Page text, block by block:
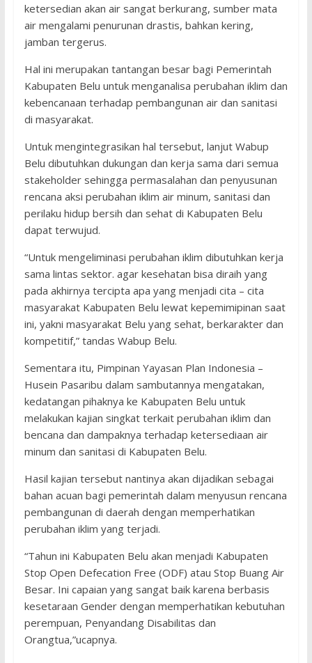
ketersedian akan air sangat berkurang, sumber mata
air mengalami penurunan drastis, bahkan kering,
jamban tergerus.
Hal ini merupakan tantangan besar bagi Pemerintah
Kabupaten Belu untuk menganalisa perubahan iklim dan
kebencanaan terhadap pembangunan air dan sanitasi
di masyarakat.
Untuk mengintegrasikan hal tersebut, lanjut Wabup
Belu dibutuhkan dukungan dan kerja sama dari semua
stakeholder sehingga permasalahan dan penyusunan
rencana aksi perubahan iklim air minum, sanitasi dan
perilaku hidup bersih dan sehat di Kabupaten Belu
dapat terwujud.
“Untuk mengeliminasi perubahan iklim dibutuhkan kerja
sama lintas sektor. agar kesehatan bisa diraih yang
pada akhirnya tercipta apa yang menjadi cita – cita
masyarakat Kabupaten Belu lewat kepemimipinan saat
ini, yakni masyarakat Belu yang sehat, berkarakter dan
kompetitif,” tandas Wabup Belu.
Sementara itu, Pimpinan Yayasan Plan Indonesia –
Husein Pasaribu dalam sambutannya mengatakan,
kedatangan pihaknya ke Kabupaten Belu untuk
melakukan kajian singkat terkait perubahan iklim dan
bencana dan dampaknya terhadap ketersediaan air
minum dan sanitasi di Kabupaten Belu.
Hasil kajian tersebut nantinya akan dijadikan sebagai
bahan acuan bagi pemerintah dalam menyusun rencana
pembangunan di daerah dengan memperhatikan
perubahan iklim yang terjadi.
“Tahun ini Kabupaten Belu akan menjadi Kabupaten
Stop Open Defecation Free (ODF) atau Stop Buang Air
Besar. Ini capaian yang sangat baik karena berbasis
kesetaraan Gender dengan memperhatikan kebutuhan
perempuan, Penyandang Disabilitas dan
Orangtua,”ucapnya.